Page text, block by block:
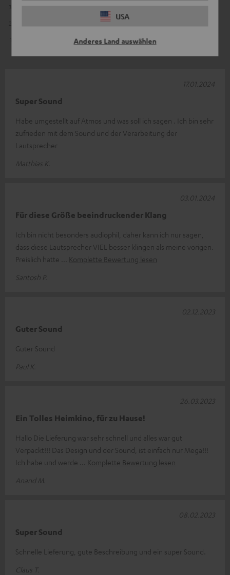
USA
Anderes Land auswählen
0
Super Sound
Habe umgestellt auf Atmos und was soll ich sagen . Ich bin sehr
zufrieden mit dem Sound und der Verarbeitung der
Lautsprecher
Matthias K.
17.01.2024
Für diese Größe beeindruckender Klang
Ich bin nicht besonders audiophil, daher kann ich nur sagen,
dass diese Lautsprecher VIEL besser klingen als meine vorigen.
Preislich hatte
Komplette Bewertung lesen
Santosh P.
03.01.2024
Guter Sound
Guter Sound
Paul K.
02.12.2023
Ein Tolles Heimkino, für zu Hause!
Hallo Die Lieferung war sehr schnell und alles war gut
Verpackt!!! Das Design und der Sound, ist einfach nur Mega!!!
Ich habe und werde
Komplette Bewertung lesen
Anand M.
26.03.2023
Super Sound
Schnelle Lieferung, gute Beschreibung und ein super Sound.
Claus T.
08.02.2023